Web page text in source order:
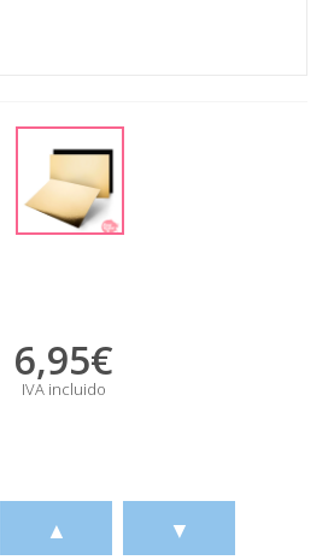
6,95€
IVA incluido
▲ ▼